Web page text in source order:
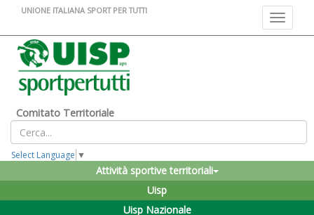
Toggle
UNIONE ITALIANA SPORT PER TUTTI
Comitato Territoriale
Select Language ▼
Attività sportive territoriali
Uisp
Uisp Nazionale